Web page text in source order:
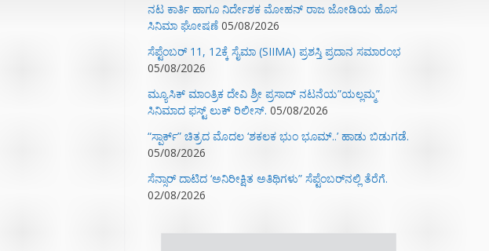
ನಟ ಕಾರ್ತಿ ಹಾಗೂ ನಿರ್ದೇಶಕ ಮೋಹನ್ ರಾಜ ಜೋಡಿಯ ಹೊಸ
ಸಿನಿಮಾ ಘೋಷಣೆ 05/08/2026
ಸೆಪ್ಟೆಂಬರ್ 11, 12ಕ್ಕೆ ಸೈಮಾ (SIIMA) ಪ್ರಶಸ್ತಿ ಪ್ರದಾನ ಸಮಾರಂಭ
05/08/2026
ಮ್ಯೂಸಿಕ್‌ ಮಾಂತ್ರಿಕ ದೇವಿ ಶ್ರೀ ಪ್ರಸಾದ್ ನಟನೆಯ”ಯಲ್ಲಮ್ಮ”
ಸಿನಿಮಾದ ಫಸ್ಟ್‌ ಲುಕ್‌ ರಿಲೀಸ್. 05/08/2026
“ಸ್ಪಾರ್ಕ್” ಚಿತ್ರದ ಮೊದಲ‌ ‘ಶಕಲಕ ಭುಂ‌ ಭೂಮ್..’ ಹಾಡು ಬಿಡುಗಡೆ.
05/08/2026
ಸೆನ್ಸಾರ್ ದಾಟಿದ ‘ಅನಿರೀಕ್ಷಿತ ಅತಿಥಿಗಳು” ಸೆಪ್ಟೆಂಬರ್‌ನಲ್ಲಿ ತೆರೆಗೆ.
02/08/2026